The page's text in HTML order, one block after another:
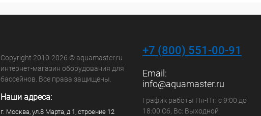
Copyright 2010-2026 © aquamaster.ru
интернет-магазин оборудования для
бассейнов. Все права защищены.
Наши адреса:
г. Москва, ул.8 Марта, д.1, строение 12
+7 (800) 551-00-91
Email:
info@aquamaster.ru
График работы Пн-Пт: с 9:00 до
18:00 Сб, Вс: Выходной